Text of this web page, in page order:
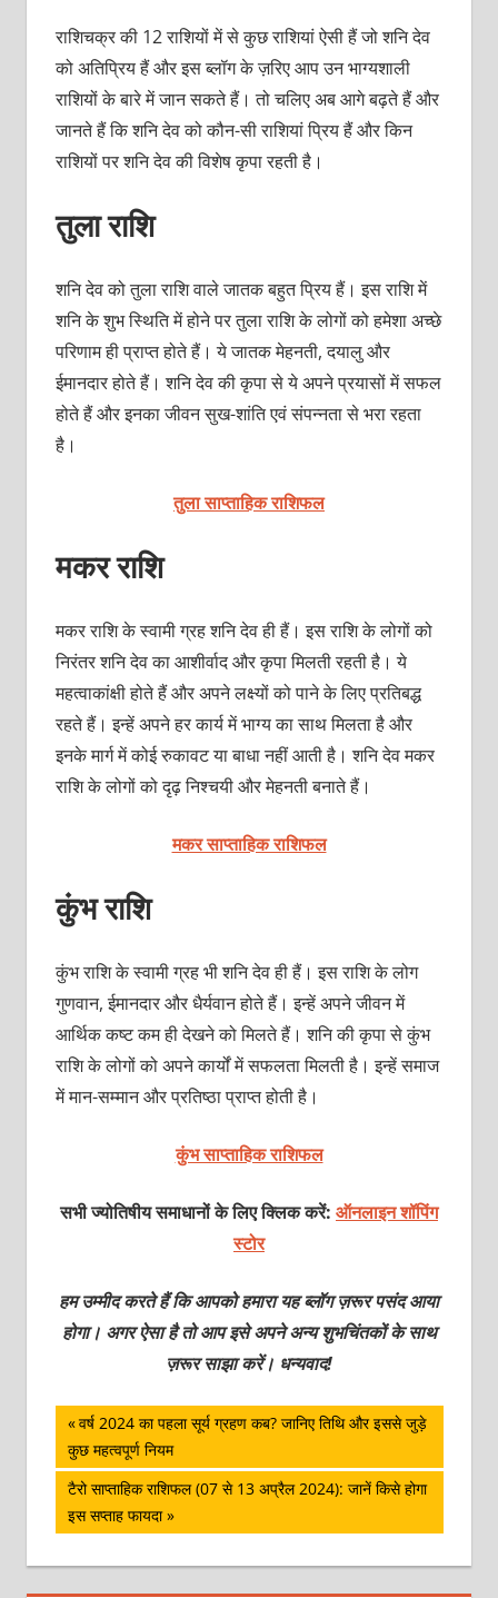
राशिचक्र की 12 राशियों में से कुछ राशियां ऐसी हैं जो शनि देव
को अतिप्रिय हैं और इस ब्‍लॉग के ज़रिए आप उन भाग्‍यशाली
राशियों के बारे में जान सकते हैं। तो चलिए अब आगे बढ़ते हैं और
जानते हैं कि शनि देव को कौन-सी राशियां प्रिय हैं और किन
राशियों पर शनि देव की विशेष कृपा रहती है।
तुला राशि
शनि देव को तुला राशि वाले जातक बहुत प्रिय हैं। इस राशि में
शनि के शुभ स्थिति में होने पर तुला राशि के लोगों को हमेशा अच्‍छे
परिणाम ही प्राप्‍त होते हैं। ये जातक मेहनती, दयालु और
ईमानदार होते हैं। शनि देव की कृपा से ये अपने प्रयासों में सफल
होते हैं और इनका जीवन सुख-शांति एवं संपन्‍नता से भरा रहता
है।
तुला साप्ताहिक राशिफल
मकर राशि
मकर राशि के स्‍वामी ग्रह शनि देव ही हैं। इस राशि के लोगों को
निरंतर शनि देव का आशीर्वाद और कृपा मिलती रहती है। ये
महत्‍वाकांक्षी होते हैं और अपने लक्ष्‍यों को पाने के लिए प्रतिबद्ध
रहते हैं। इन्‍हें अपने हर कार्य में भाग्‍य का साथ मिलता है और
इनके मार्ग में कोई रुकावट या बाधा नहीं आती है। शनि देव मकर
राशि के लोगों को दृढ़ निश्‍चयी और मेहनती बनाते हैं।
मकर साप्ताहिक राशिफल
कुंभ राशि
कुंभ राशि के स्‍वामी ग्रह भी शनि देव ही हैं। इस राशि के लोग
गुणवान, ईमानदार और धैर्यवान होते हैं। इन्‍हें अपने जीवन में
आर्थिक कष्‍ट कम ही देखने को मिलते हैं। शनि की कृपा से कुंभ
राशि के लोगों को अपने कार्यों में सफलता मिलती है। इन्‍हें समाज
में मान-सम्‍मान और प्रतिष्‍ठा प्राप्‍त होती है।
कुंभ साप्ताहिक राशिफल
सभी ज्योतिषीय समाधानों के लिए क्लिक करें: ऑनलाइन शॉपिंग
स्टोर
हम उम्मीद करते हैं कि आपको हमारा यह ब्लॉग ज़रूर पसंद आया
होगा। अगर ऐसा है तो आप इसे अपने अन्य शुभचिंतकों के साथ
ज़रूर साझा करें। धन्यवाद!
पोस्ट
नेविगेशन
Previous
Post:
वर्ष 2024 का पहला सूर्य ग्रहण कब? जानिए तिथि और इससे जुड़े
कुछ महत्वपूर्ण नियम
Next
Post:
टैरो साप्‍ताहिक राशिफल (07 से 13 अप्रैल 2024): जानें किसे होगा
इस सप्ताह फायदा